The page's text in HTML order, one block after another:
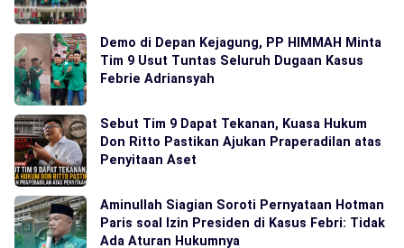
Demo di Depan Kejagung, PP HIMMAH Minta
Tim 9 Usut Tuntas Seluruh Dugaan Kasus
Febrie Adriansyah
Sebut Tim 9 Dapat Tekanan, Kuasa Hukum
Don Ritto Pastikan Ajukan Praperadilan atas
Penyitaan Aset
Aminullah Siagian Soroti Pernyataan Hotman
Paris soal Izin Presiden di Kasus Febri: Tidak
Ada Aturan Hukumnya